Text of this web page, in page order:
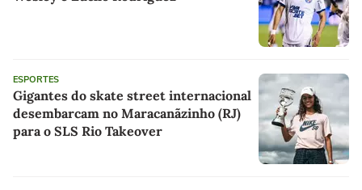
ESPORTES
Gigantes do skate street internacional
desembarcam no Maracanãzinho (RJ)
para o SLS Rio Takeover